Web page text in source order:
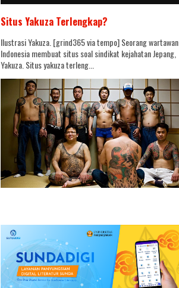
Situs Yakuza Terlengkap?
Ilustrasi Yakuza. [grind365 via tempo] Seorang wartawan
Indonesia membuat situs soal sindikat kejahatan Jepang,
Yakuza. Situs yakuza terleng...